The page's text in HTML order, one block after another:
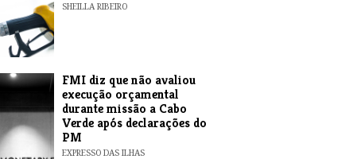
SHEILLA RIBEIRO
FMI diz que não avaliou
execução orçamental
durante missão a Cabo
Verde após declarações do
PM
EXPRESSO DAS ILHAS